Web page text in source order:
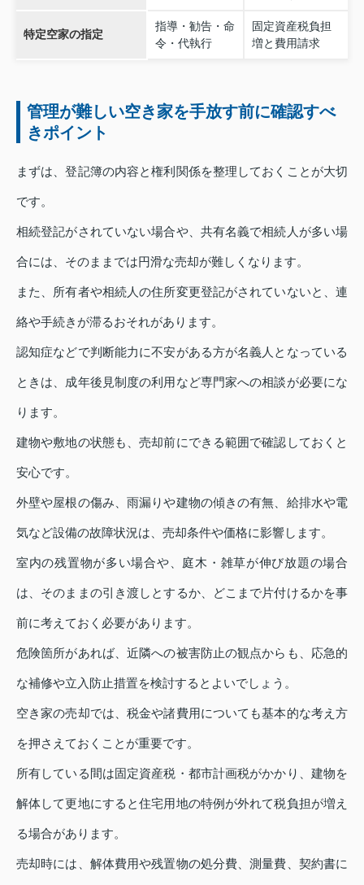
特定空家の指定
指導・勧告・命
令・代執行
固定資産税負担
増と費用請求
管理が難しい空き家を手放す前に確認すべ
きポイント
まずは、登記簿の内容と権利関係を整理しておくことが大切
です。
相続登記がされていない場合や、共有名義で相続人が多い場
合には、そのままでは円滑な売却が難しくなります。
また、所有者や相続人の住所変更登記がされていないと、連
絡や手続きが滞るおそれがあります。
認知症などで判断能力に不安がある方が名義人となっている
ときは、成年後見制度の利用など専門家への相談が必要にな
ります。
建物や敷地の状態も、売却前にできる範囲で確認しておくと
安心です。
外壁や屋根の傷み、雨漏りや建物の傾きの有無、給排水や電
気など設備の故障状況は、売却条件や価格に影響します。
室内の残置物が多い場合や、庭木・雑草が伸び放題の場合
は、そのままの引き渡しとするか、どこまで片付けるかを事
前に考えておく必要があります。
危険箇所があれば、近隣への被害防止の観点からも、応急的
な補修や立入防止措置を検討するとよいでしょう。
空き家の売却では、税金や諸費用についても基本的な考え方
を押さえておくことが重要です。
所有している間は固定資産税・都市計画税がかかり、建物を
解体して更地にすると住宅用地の特例が外れて税負担が増え
る場合があります。
売却時には、解体費用や残置物の処分費、測量費、契約書に